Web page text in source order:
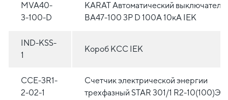
MVA40-
3-100-D
KARAT Автоматический выключатель
ВА47-100 3P D 100А 10кА IEK
IND-KSS-
1
Короб КСС IEK
CCE-3R1-
2-02-1
Счетчик электрической энергии
трехфазный STAR 301/1 R2-10(100)Э